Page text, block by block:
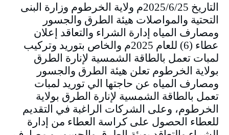
التاريخ 2025/6/25م ولاية الخرطوم وزارة البنى
التحتية والمواصلات هيئة الطرق والجسور
ومصارف المياه إدارة الشراء والتعاقد إعلان
عطاء (6) للعام 2025م والخاص بتوريد وتركيب
لمبات تعمل بالطاقة الشمسية لإنارة الطرق
بولاية الخرطوم تعلن هيئة الطرق والجسور
ومصارف المياه عن حاجتها الي توريد لمبات
تعمل بالطاقة الشمسية لإنارة الطرق بولاية
الخرطوم، وعلى الشركات الراغبة في التقديم
للعطاء الحصول على كراسة العطاء من إدارة